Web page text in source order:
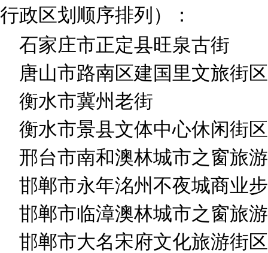
行政区划顺序排列）：
石家庄市正定县旺泉古街
唐山市路南区建国里文旅街区
衡水市冀州老街
衡水市景县文体中心休闲街区
邢台市南和澳林城市之窗旅
邯郸市永年洺州不夜城商业
邯郸市临漳澳林城市之窗旅
邯郸市大名宋府文化旅游街区